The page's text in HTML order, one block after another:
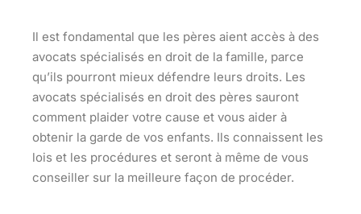
Il est fondamental que les pères aient accès à des
avocats spécialisés en droit de la famille, parce
qu’ils pourront mieux défendre leurs droits. Les
avocats spécialisés en droit des pères sauront
comment plaider votre cause et vous aider à
obtenir la garde de vos enfants. Ils connaissent les
lois et les procédures et seront à même de vous
conseiller sur la meilleure façon de procéder.